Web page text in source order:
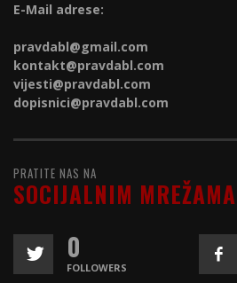
E-Mail adrese:
pravdabl@gmail.com
kontakt@pravdabl.com
vijesti@pravdabl.com
dopisnici@pravdabl.com
PRATITE NAS NA
SOCIJALNIM MREŽAMA
0
FOLLOWERS